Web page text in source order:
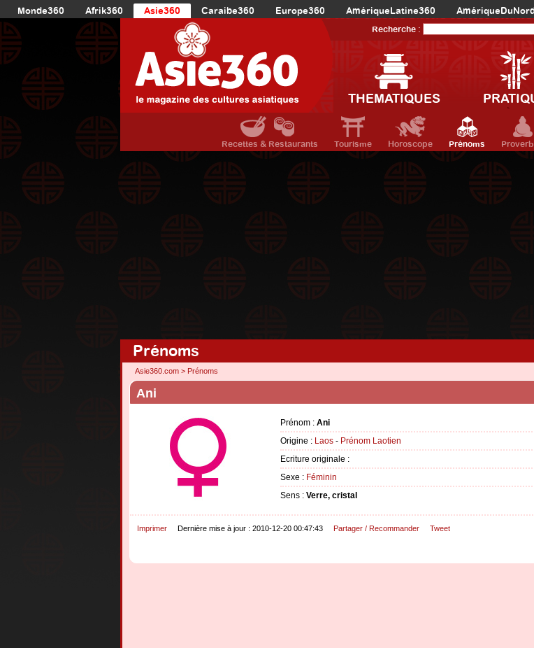
Monde360 Afrik360 Asie360 Caraibe360 Europe360 AmériqueLatine360
Recherche :
THEMATIQUES
Recettes & Restaurants Tourisme Horoscope Prénoms
Prénoms
Asie360.com > Prénoms
Ani
Prénom : Ani
Origine : Laos - Prénom Laotien
Ecriture originale :
Sexe : Féminin
Sens : Verre, cristal
Imprimer Dernière mise à jour : 2010-12-20 00:47:43 Partager / Recommander Tweet